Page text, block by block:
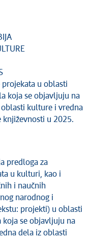
u oblasti
koja se objavljuju na
kulture i vredna
književnosti u 2025.
predloga za
u kulturi, kao i
i naučnih
narodnog i
projekti) u oblasti
koja se objavljuju na
dela iz oblasti